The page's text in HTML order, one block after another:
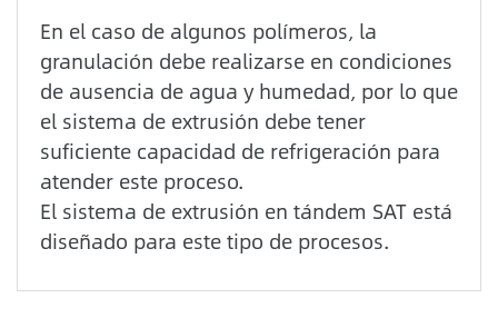
En el caso de algunos polímeros, la
granulación debe realizarse en condiciones
de ausencia de agua y humedad, por lo que
el sistema de extrusión debe tener
suficiente capacidad de refrigeración para
atender este proceso.
El sistema de extrusión en tándem SAT está
diseñado para este tipo de procesos.